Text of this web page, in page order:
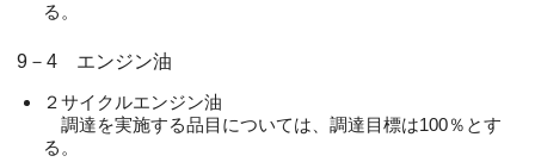
る。
9－4 エンジン油
２サイクルエンジン油
調達を実施する品目については、調達目標は100％とす
る。